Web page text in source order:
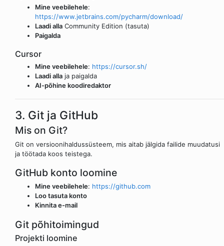
Mine veebilehele:
https://www.jetbrains.com/pycharm/download/
Laadi alla Community Edition (tasuta)
Paigalda
Cursor
Mine veebilehele: https://cursor.sh/
Laadi alla ja paigalda
AI-põhine koodiredaktor
3. Git ja GitHub
Mis on Git?
Git on versioonihaldussüsteem, mis aitab jälgida failide muudatusi
ja töötada koos teistega.
GitHub konto loomine
Mine veebilehele: https://github.com
Loo tasuta konto
Kinnita e-mail
Git põhitoimingud
Projekti loomine